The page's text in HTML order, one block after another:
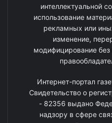
интеллектуальной
использование
рекламных или
изменение,
модифицирование без
Интернет-портал
Свидетельство о
- 82356 выдано
надзору в сфере